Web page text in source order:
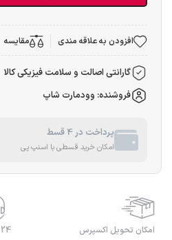
افزودن به علاقه مندی مقایسه
گارانتی اصالت و سلامت فیزیکی کالا
فروشنده: وودمارت شاپ
پرداخت در 4 قسط
امکان خرید قسطی با اسنپ پی
امکان تحویل اکسپرس 24 ساعته، 7 روز هفته